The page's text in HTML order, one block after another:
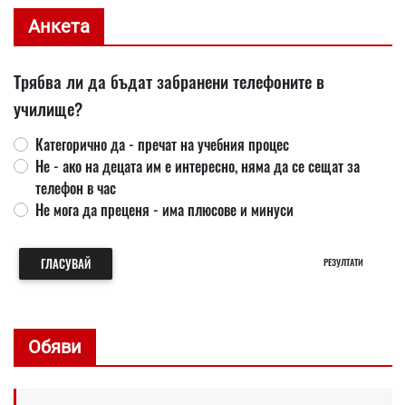
Анкета
Трябва ли да бъдат забранени телефоните в
училище?
Категорично да - пречат на учебния процес
Не - ако на децата им е интересно, няма да се сещат за
телефон в час
Не мога да преценя - има плюсове и минуси
ГЛАСУВАЙ РЕЗУЛТАТИ
Обяви